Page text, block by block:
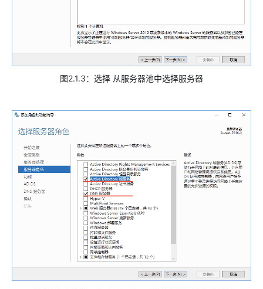
图2.1.3：选择 从服务器池中选择服务器